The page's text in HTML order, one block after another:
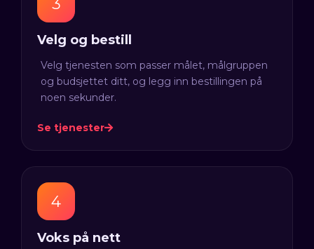
Velg og bestill
Velg tjenesten som passer målet, målgruppen
og budsjettet ditt, og legg inn bestillingen på
noen sekunder.
Se tjenester
Voks på nett